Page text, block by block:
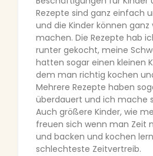
Rezepte sind ganz einfach
und die Kinder können ganz
machen. Die Rezepte hab
runter gekocht, meine
hatten sogar einen kleinen
dem man richtig kochen
Mehrere Rezepte haben
überdauert und ich mache
Auch größere Kinder, wie
freuen sich wenn man Zeit
und backen und kochen
schlechteste Zeitvertreib.